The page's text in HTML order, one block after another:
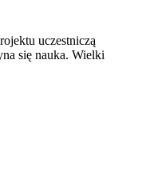
uczestniczą
się nauka. Wielki